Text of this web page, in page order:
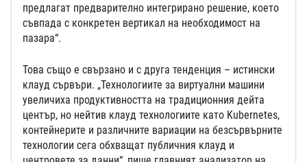
предлагат предварително интегрирано решение, което
съвпада с конкретен вертикал на необходимост на
пазара“.
Това също е свързано и с друга тенденция – истински
клауд сървъри. „Технологиите за виртуални машини
увеличиха продуктивността на традиционния дейта
център, но нейтив клауд технологиите като Kubernetes,
контейнерите и различните вариации на безсървърните
технологии сега обхващат публичния клауд и